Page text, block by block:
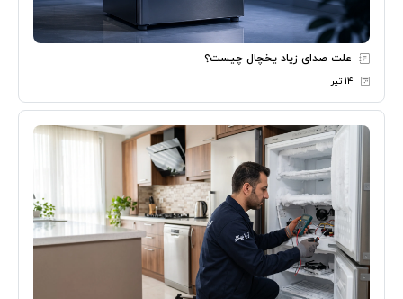
علت صدای زیاد یخچال چیست؟
۱۴ تیر